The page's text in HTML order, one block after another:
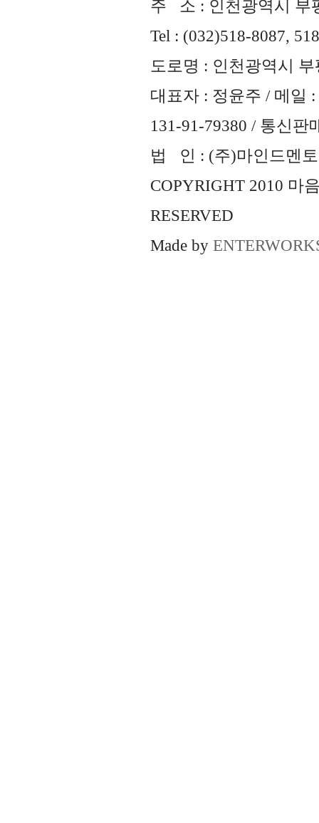
주 소 : 인천광역시 부
Tel : (032)518-8087,
도로명 : 인천광역시
대표자 : 정윤주 / 메일 :
131-91-79380 / 통신판
법 인 : (주)마인드멘토
COPYRIGHT 2010 마
RESERVED
Made by